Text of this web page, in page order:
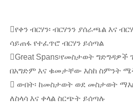
የቀን ብርሃን፡ ብርሃንን ያሰራጫል እና
ሳይጠፋ የተፈጥሮ ብርሃን ይሰጣል
Great Spans፡የመስታወት ግድግዳዎች
በአግድም እና ቁመታቸው እስከ ስምንት
 ውበት፡ ከመስታወት ወደ መስታወት
ለስላሳ እና ቀላል ስርጭት ይሰጣሉ